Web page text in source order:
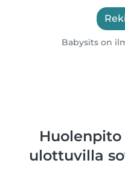
Babysits on
ulottuvilla